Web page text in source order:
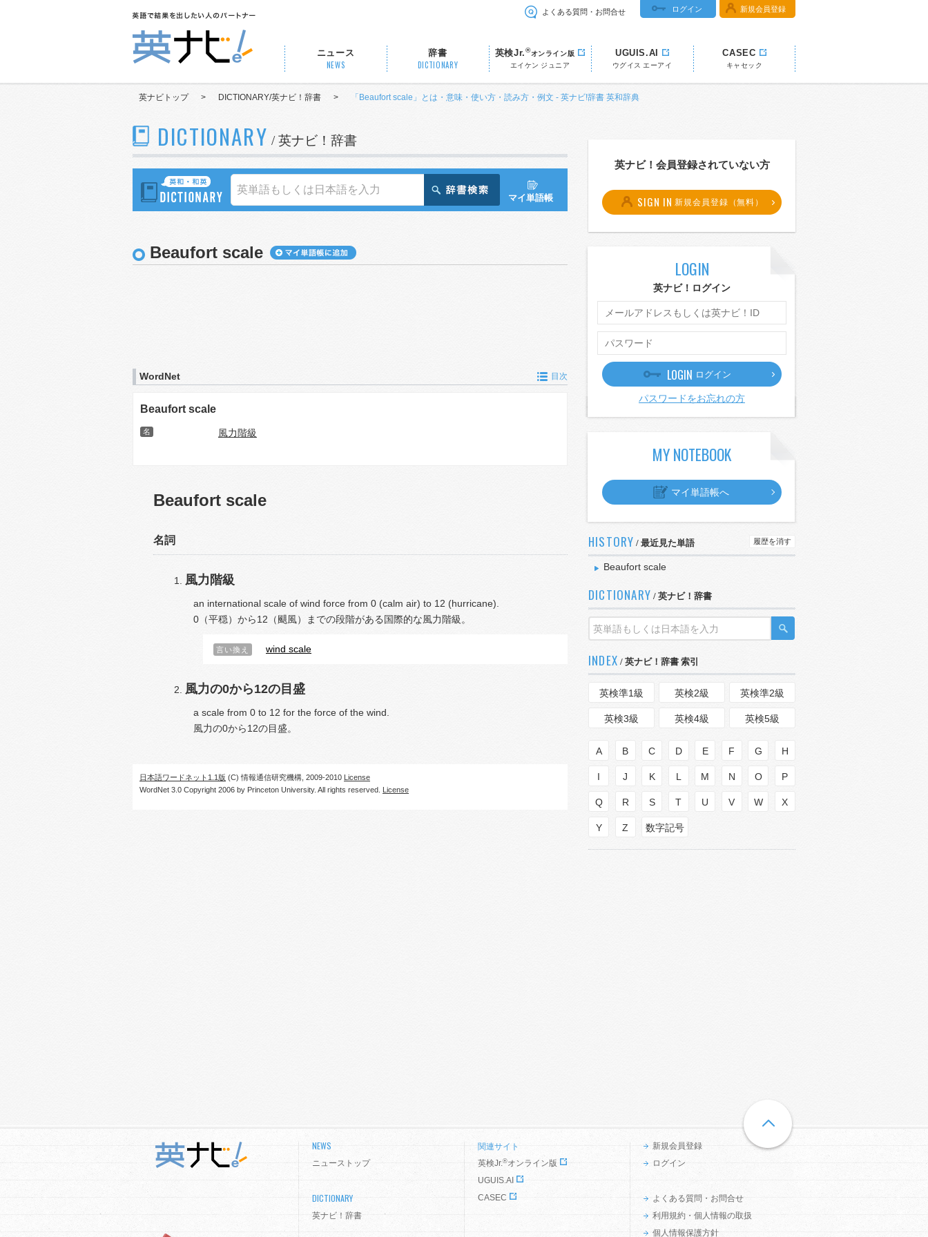
よくある質問・お問合せ ログイン 新規会員登録
ニュース
NEWS
辞書
DICTIONARY
英検Jr.®オンライン版
エイケン ジュニア
UGUIS.AI
ウグイス エーアイ
CASEC
キャセック
英ナビトップ > DICTIONARY/英ナビ！辞書 > 「Beaufort scale」とは・意味・使い方・読み方・例文 - 英ナビ!辞書 英和辞典
DICTIONARY / 英ナビ！辞書
マイ単語帳
Beaufort scale
WordNet 目次
Beaufort scale
名 風力階級
Beaufort scale
名詞
風力階級
an international scale of wind force from 0 (calm air) to 12 (hurricane).
0（平穏）から12（颶風）までの段階がある国際的な風力階級。
言い換え wind scale
風力の0から12の目盛
a scale from 0 to 12 for the force of the wind.
風力の0から12の目盛。
日本語ワードネット1.1版 (C) 情報通信研究機構, 2009-2010 License
WordNet 3.0 Copyright 2006 by Princeton University. All rights reserved. License
英ナビ！会員登録されていない方
SIGN IN 新規会員登録（無料）
LOGIN
英ナビ！ログイン
LOGIN ログイン
パスワードをお忘れの方
MY NOTEBOOK
マイ単語帳へ
HISTORY / 最近見た単語 履歴を消す
Beaufort scale
DICTIONARY / 英ナビ！辞書
INDEX / 英ナビ！辞書 索引
英検準1級 英検2級 英検準2級
英検3級 英検4級 英検5級
A B C D E F G H
I J K L M N O P
Q R S T U V W X
Y Z 数字記号
NEWS
ニューストップ
DICTIONARY
英ナビ！辞書
関連サイト
英検Jr.®オンライン版
UGUIS.AI
CASEC
新規会員登録
ログイン
よくある質問・お問合せ
利用規約・個人情報の取扱
個人情報保護方針